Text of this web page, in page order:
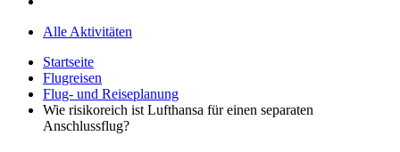
Alle Aktivitäten
Startseite
Flugreisen
Flug- und Reiseplanung
Wie risikoreich ist Lufthansa für einen separaten
Anschlussflug?